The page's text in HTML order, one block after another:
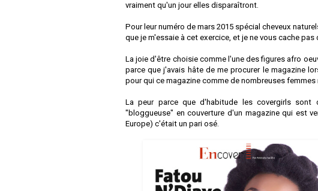
vraiment qu'un jour elles disparaîtront.
Pour leur numéro de mars 2015 spécial cheveux
que je m'essaie à cet exercice, et je ne vous cache
La joie d'être choisie comme l'une des figures afro
parce que j'avais hâte de me procurer le magazine
pour qui ce magazine comme de nombreuses
La peur parce que d'habitude les covergirls
"bloggueuse" en couverture d'un magazine qui est
Europe) c'était un pari osé.